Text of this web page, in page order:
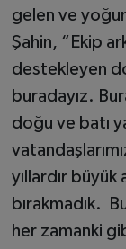
gelen ve
Şahin, “Ekip
destekleyen
buradayız.
doğu ve batı
yıllardır büyük
bırakmadık.
her zamanki